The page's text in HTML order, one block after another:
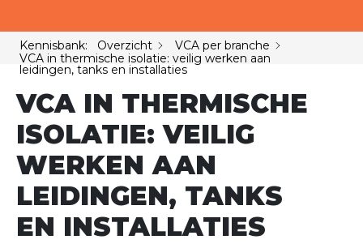
Kennisbank: Overzicht
VCA per branche
VCA in thermische isolatie: veilig werken aan
leidingen, tanks en installaties
VCA IN THERMISCHE
ISOLATIE: VEILIG
WERKEN AAN
LEIDINGEN, TANKS
EN INSTALLATIES